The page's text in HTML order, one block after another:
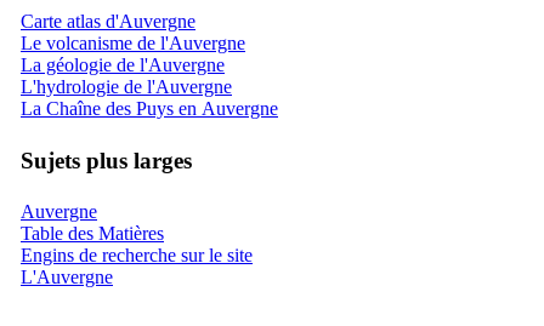
Carte atlas d'Auvergne
Le volcanisme de l'Auvergne
La géologie de l'Auvergne
L'hydrologie de l'Auvergne
La Chaîne des Puys en Auvergne
Sujets plus larges
Auvergne
Table des Matières
Engins de recherche sur le site
L'Auvergne